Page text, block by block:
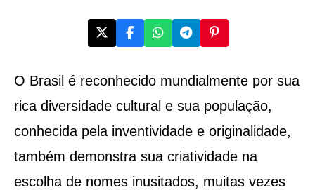
O Brasil é reconhecido mundialmente por sua
rica diversidade cultural e sua população,
conhecida pela inventividade e originalidade,
também demonstra sua criatividade na
escolha de nomes inusitados, muitas vezes